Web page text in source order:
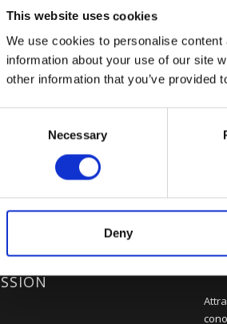
This website uses cookies
We use cookies to personalise
information about your use of our site
other information that you’ve provided
Necessary
Deny